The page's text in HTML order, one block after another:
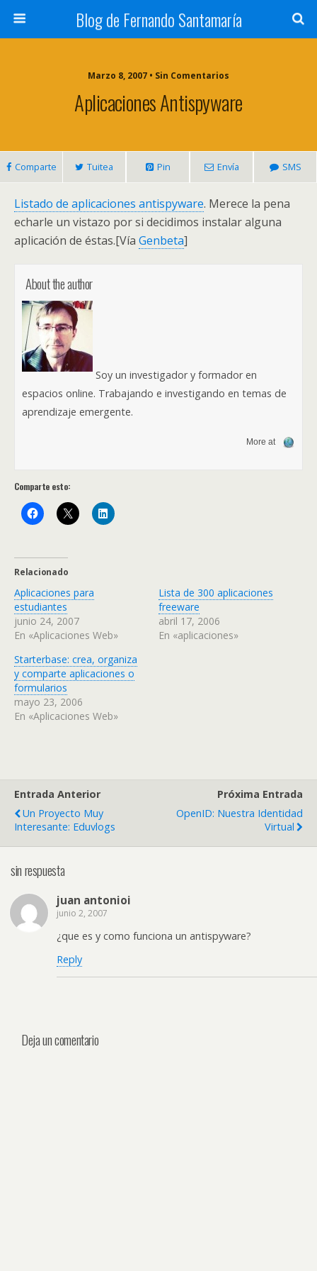
Blog de Fernando Santamaría
Marzo 8, 2007 • Sin Comentarios
Aplicaciones Antispyware
Comparte Tuitea Pin Envía SMS
Listado de aplicaciones antispyware. Merece la pena
echarle un vistazo por si decidimos instalar alguna
aplicación de éstas.[Vía Genbeta]
About the author
Soy un investigador y formador en
espacios online. Trabajando e investigando en temas de
aprendizaje emergente.
More at
Comparte esto:
Relacionado
Aplicaciones para
estudiantes
junio 24, 2007
En «Aplicaciones Web»
Lista de 300 aplicaciones
freeware
abril 17, 2006
En «aplicaciones»
Starterbase: crea, organiza
y comparte aplicaciones o
formularios
mayo 23, 2006
En «Aplicaciones Web»
Entrada Anterior
Un Proyecto Muy
Interesante: Eduvlogs
Próxima Entrada
OpenID: Nuestra Identidad
Virtual
sin respuesta
juan antonioi
junio 2, 2007
¿que es y como funciona un antispyware?
Reply
Deja un comentario